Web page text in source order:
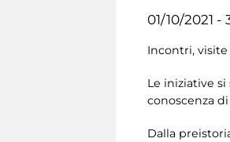
01/10/2021 -
Incontri,
Le iniziative
conoscenza
Dalla